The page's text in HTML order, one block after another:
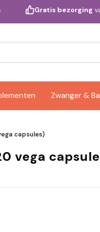
Gratis bezorging
Zwanger &
capsules)
vega